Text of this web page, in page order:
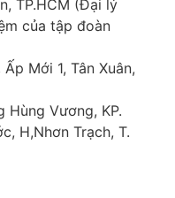
TP.HCM (Đại lý
của tập đoàn
Mới 1, Tân Xuân,
Hùng Vương, KP.
H,Nhơn Trạch, T.